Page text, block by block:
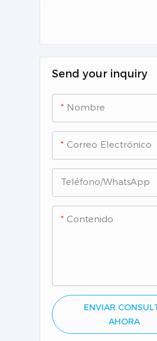
Send your inquiry
Nombre
Correo Electrónico
Teléfono/WhatsApp
Contenido
ENVIAR
AHORA